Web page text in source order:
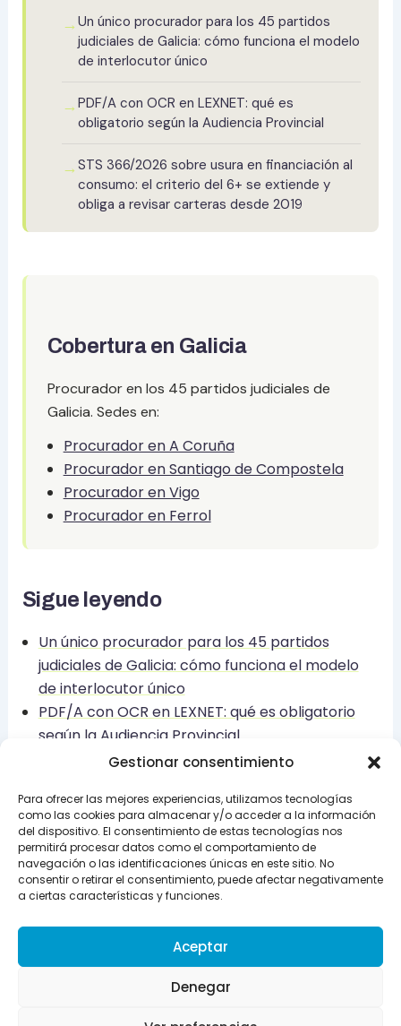
Gestionar consentimiento
Para ofrecer las mejores experiencias, utilizamos tecnologías
como las cookies para almacenar y/o acceder a la información
del dispositivo. El consentimiento de estas tecnologías nos
permitirá procesar datos como el comportamiento de
navegación o las identificaciones únicas en este sitio. No
consentir o retirar el consentimiento, puede afectar negativamente
a ciertas características y funciones.
Aceptar
Denegar
→ Un único procurador para los 45 partidos
judiciales de Galicia: cómo funciona el modelo
de interlocutor único
→ PDF/A con OCR en LEXNET: qué es
obligatorio según la Audiencia Provincial
→ STS 366/2026 sobre usura en financiación al
consumo: el criterio del 6+ se extiende y
obliga a revisar carteras desde 2019
Cobertura en Galicia
Procurador en los 45 partidos judiciales de
Galicia. Sedes en:
Procurador en A Coruña
Procurador en Santiago de Compostela
Procurador en Vigo
Procurador en Ferrol
Sigue leyendo
Un único procurador para los 45 partidos
judiciales de Galicia: cómo funciona el modelo
de interlocutor único
PDF/A con OCR en LEXNET: qué es obligatorio
según la Audiencia Provincial
STS 366/2026 sobre usura en financiación al
revisar carteras desde 2019
ANTERIOR SIGUIENTE